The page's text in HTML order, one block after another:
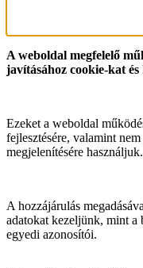
A weboldal megfelelő
javításához cookie-kat
Ezeket a weboldal
fejlesztésére, valamint
megjelenítésére használjuk.
A hozzájárulás
adatokat kezeljünk, mint a
egyedi azonosítói.